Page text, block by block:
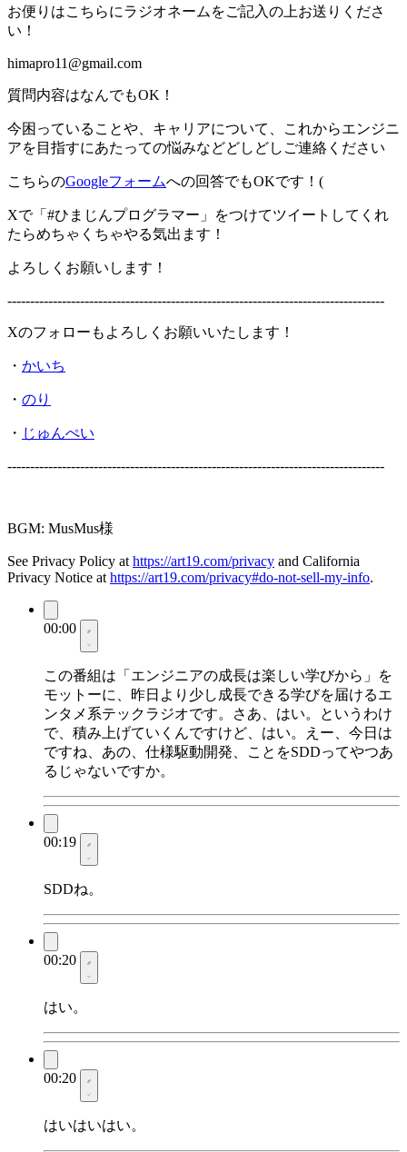
お便りはこちらにラジオネームをご記入の上お送りくださ
い！
himapro11@gmail.com
質問内容はなんでもOK！
今困っていることや、キャリアについて、これからエンジニ
アを目指すにあたっての悩みなどどしどしご連絡ください
こちらのGoogleフォームへの回答でもOKです！(
Xで「#ひまじんプログラマー」をつけてツイートしてくれ
たらめちゃくちゃやる気出ます！
よろしくお願いします！
-----------------------------------------------------------------------------------
Xのフォローもよろしくお願いいたします！
・ かいち
・ のり
・ じゅんぺい
-----------------------------------------------------------------------------------
BGM: MusMus様
See Privacy Policy at https://art19.com/privacy and California
Privacy Notice at https://art19.com/privacy#do-not-sell-my-info.
00:00
この番組は「エンジニアの成長は楽しい学びから」を
モットーに、昨日より少し成長できる学びを届けるエ
ンタメ系テックラジオです。さあ、はい。というわけ
で、積み上げていくんですけど、はい。えー、今日は
ですね、あの、仕様駆動開発、ことをSDDってやつあ
るじゃないですか。
00:19
SDDね。
00:20
はい。
00:20
はいはいはい。